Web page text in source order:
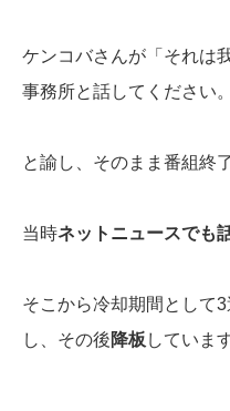
ケンコバさんが「それは
事務所と話してください。
と諭し、そのまま番組終了
当時ネットニュースでも
そこから冷却期間として
し、その後降板 していま